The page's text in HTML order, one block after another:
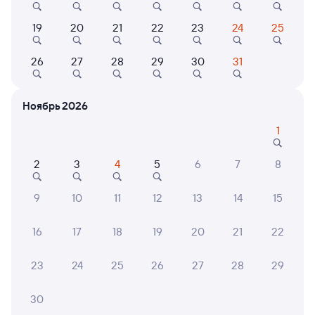
Онлайн-возврат билетов без очереди в кассу
Выбор любимых мест на схемах вагонов
Подробные ответы на вопросы о поездке или
покупке
СМС-сопровождение до посадки в поезд
Частые вопросы
Что нужно, чтобы сесть в поезд?
Как поменять билет на другую дату или
Как вернуть билет?
Что делать, если ошибся при вводе данных
пассажира?
19 20 21 22 23 24 25
26 27 28 29 30 31
Ноябрь 2026
1
2 3 4 5 6 7 8
9 10 11 12 13 14 15
16 17 18 19 20 21 22
23 24 25 26 27 28 29
30